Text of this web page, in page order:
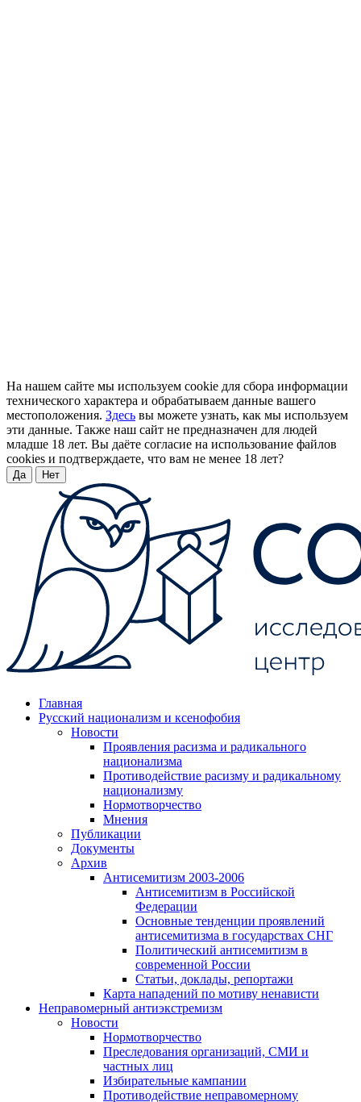
На нашем сайте мы используем cookie для сбора информации
технического характера и обрабатываем данные вашего
местоположения. Здесь вы можете узнать, как мы используем
эти данные. Также наш сайт не предназначен для людей
младше 18 лет. Вы даёте согласие на использование файлов
cookies и подтверждаете, что вам не менее 18 лет?
Да Нет
Главная
Русский национализм и ксенофобия
Новости
Проявления расизма и радикального
национализма
Противодействие расизму и радикальному
национализму
Нормотворчество
Мнения
Публикации
Документы
Архив
Антисемитизм 2003-2006
Антисемитизм в Российской
Федерации
Основные тенденции проявлений
антисемитизма в государствах СНГ
Политический антисемитизм в
современной России
Статьи, доклады, репортажи
Карта нападений по мотиву ненависти
Неправомерный антиэкстремизм
Новости
Нормотворчество
Преследования организаций, СМИ и
частных лиц
Избирательные кампании
Противодействие неправомерному